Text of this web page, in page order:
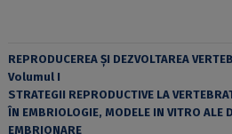
REPRODUCEREA ȘI DEZVOLTAREA
Volumul I
STRATEGII REPRODUCTIVE LA
ÎN EMBRIOLOGIE, MODELE IN VITRO ALE
EMBRIONARE